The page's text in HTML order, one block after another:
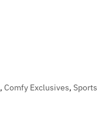
, Comfy Exclusives, Sports